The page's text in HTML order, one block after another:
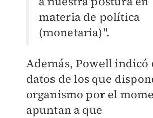
materia de política
(monetaria)".
Además, Powell indicó
datos de los que
organismo por el
apuntan a que